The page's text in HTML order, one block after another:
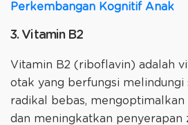
Perkembangan Kognitif Anak
3. Vitamin B2
Vitamin B2 (riboflavin) adalah
otak yang berfungsi melindungi
radikal bebas, mengoptimalkan
dan meningkatkan penyerapan